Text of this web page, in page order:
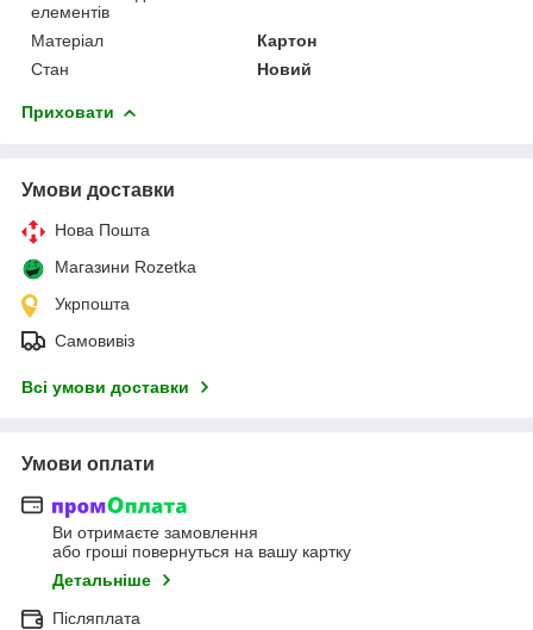
елементів
Матеріал
Картон
Стан
Новий
Приховати
Умови доставки
Нова Пошта
Магазини Rozetka
Укрпошта
Самовивіз
Всі умови доставки
Умови оплати
Ви отримаєте замовлення
або гроші повернуться на вашу картку
Детальніше
Післяплата